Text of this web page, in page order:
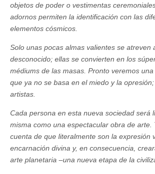
objetos de poder o vestimentas
adornos permiten la identificación con las
elementos cósmicos.
Solo unas pocas almas valientes se atreven
desconocido; ellas se convierten en los
médiums de las masas. Pronto veremos
que ya no se basa en el miedo y la
artistas.
Cada persona en esta nueva sociedad será
misma como una espectacular obra de arte.
cuenta de que literalmente son la expresión
encarnación divina y, en consecuencia,
arte planetaria ­–una nueva etapa de la